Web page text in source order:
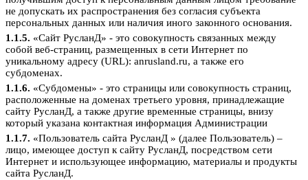
не допускать их распространения без согласия субъекта
персональных данных или наличия иного законного основания.
1.1.5. «Сайт РусланД» - это совокупность связанных между
собой веб-страниц, размещенных в сети Интернет по
уникальному адресу (URL): anrusland.ru, а также его
субдоменах.
1.1.6. «Субдомены» - это страницы или совокупность страниц,
расположенные на доменах третьего уровня, принадлежащие
сайту РусланД, а также другие временные страницы, внизу
который указана контактная информация Администрации
1.1.7. «Пользователь сайта РусланД » (далее Пользователь) –
лицо, имеющее доступ к сайту РусланД, посредством сети
Интернет и использующее информацию, материалы и продукты
сайта РусланД.